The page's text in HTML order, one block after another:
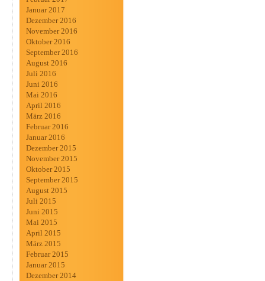
Januar 2017
Dezember 2016
November 2016
Oktober 2016
September 2016
August 2016
Juli 2016
Juni 2016
Mai 2016
April 2016
März 2016
Februar 2016
Januar 2016
Dezember 2015
November 2015
Oktober 2015
September 2015
August 2015
Juli 2015
Juni 2015
Mai 2015
April 2015
März 2015
Februar 2015
Januar 2015
Dezember 2014